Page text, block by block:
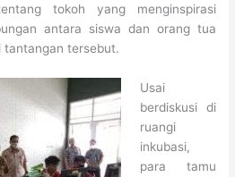
tokoh yang menginspirasi
antara siswa dan orang tua
tantangan tersebut.
Usai
berdiskusi di
ruangi
inkubasi,
para tamu